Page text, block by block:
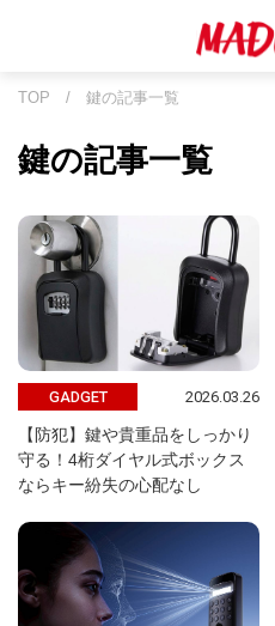
TOP / 鍵の記事一覧
鍵の記事一覧
GADGET 2026.03.26
【防犯】鍵や貴重品をしっかり
守る！4桁ダイヤル式ボックス
ならキー紛失の心配なし